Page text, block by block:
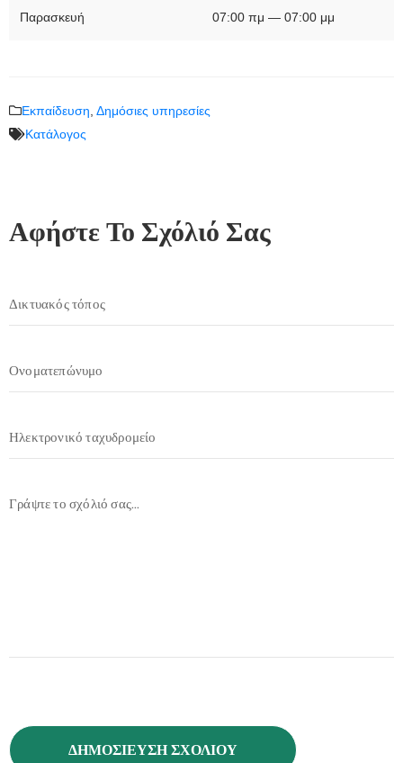
Παρασκευή 07:00 πμ — 07:00 μμ
Εκπαίδευση Δημόσιες υπηρεσίες
Κατάλογος
Αφήστε Το Σχόλιό Σας